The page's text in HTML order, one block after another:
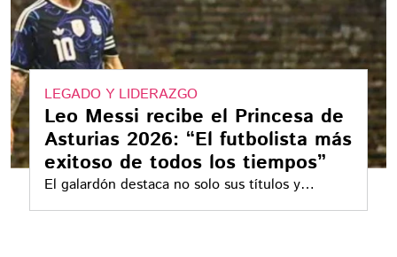
LEGADO Y LIDERAZGO
Leo Messi recibe el Princesa de
Asturias 2026: “El futbolista más
exitoso de todos los tiempos”
El galardón destaca no solo sus títulos y
récords con el FC Barcelona y la Selección